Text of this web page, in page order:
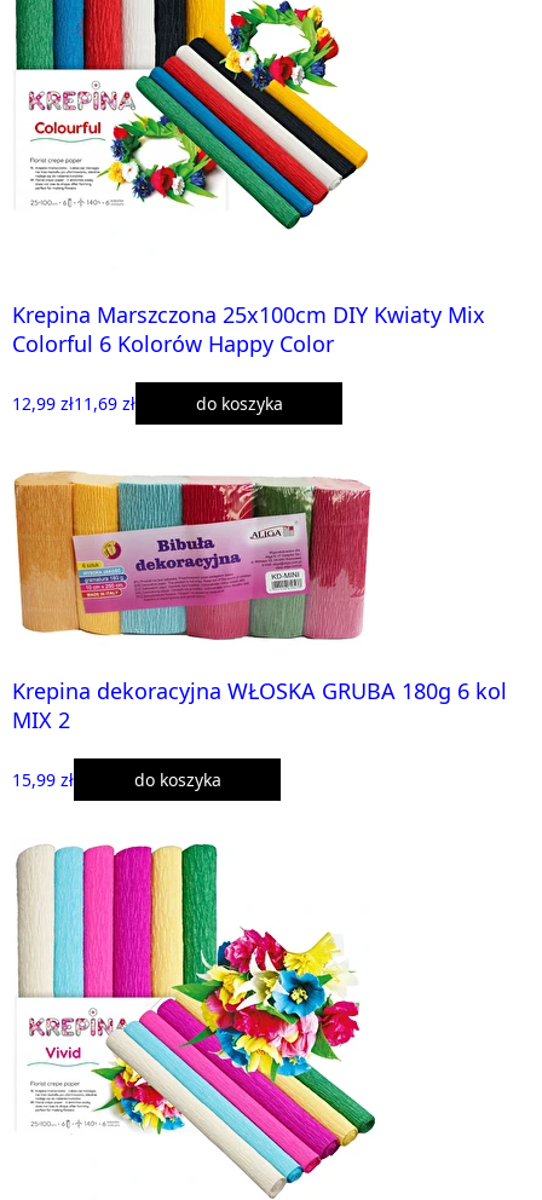
Krepina Marszczona 25x100cm DIY Kwiaty Mix
Colorful 6 Kolorów Happy Color
12,99 zł11,69 zł do koszyka
Krepina dekoracyjna WŁOSKA GRUBA 180g 6 kol
MIX 2
15,99 zł do koszyka